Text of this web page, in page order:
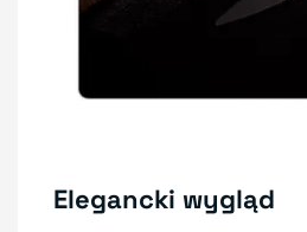
Elegancki wygląd